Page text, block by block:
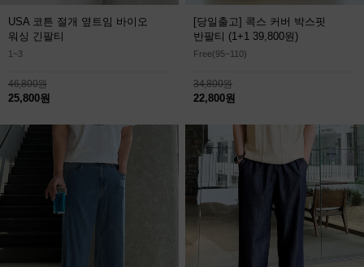
USA 코튼 절개 옆트임 바이오
워싱 긴팔티
1~3
46,800원
25,800원
[당일출고] 콕스 커버 박스핏
반팔티 (1+1 39,800원)
Free(95~110)
34,800원
22,800원